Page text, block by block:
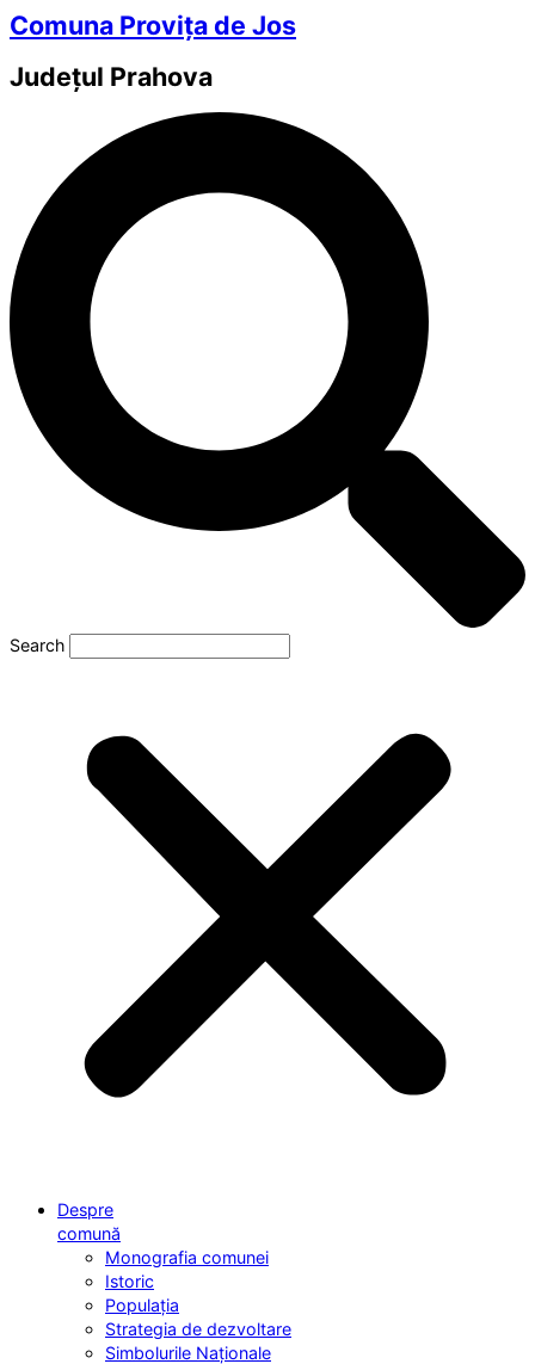
Comuna Provița de Jos
Județul Prahova
Search
Despre
comună
Monografia comunei
Istoric
Populația
Strategia de dezvoltare
Simbolurile Naționale